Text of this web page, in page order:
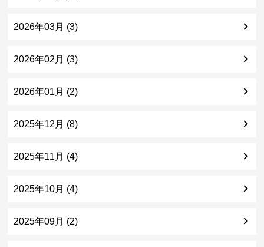
2026年03月 (3)
2026年02月 (3)
2026年01月 (2)
2025年12月 (8)
2025年11月 (4)
2025年10月 (4)
2025年09月 (2)